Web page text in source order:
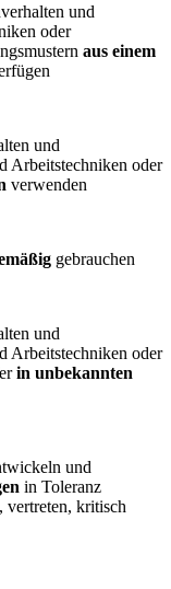
und
oder
aus einem
und
Arbeitstechniken oder
verwenden
gebrauchen
und
Arbeitstechniken oder
in unbekannten
und
in Toleranz
vertreten, kritisch